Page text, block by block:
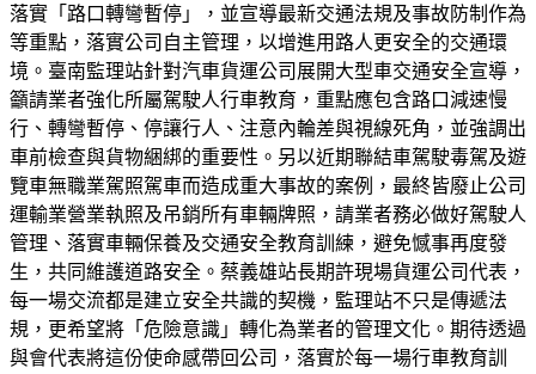
落實「路口轉彎暫停」，並宣導最新交通法規及事故防制作為
等重點，落實公司自主管理，以增進用路人更安全的交通環
境。臺南監理站針對汽車貨運公司展開大型車交通安全宣導，
籲請業者強化所屬駕駛人行車教育，重點應包含路口減速慢
行、轉彎暫停、停讓行人、注意內輪差與視線死角，並強調出
車前檢查與貨物綑綁的重要性。另以近期聯結車駕駛毒駕及遊
覽車無職業駕照駕車而造成重大事故的案例，最終皆廢止公司
運輸業營業執照及吊銷所有車輛牌照，請業者務必做好駕駛人
管理、落實車輛保養及交通安全教育訓練，避免憾事再度發
生，共同維護道路安全。蔡義雄站長期許現場貨運公司代表，
每一場交流都是建立安全共識的契機，監理站不只是傳遞法
規，更希望將「危險意識」轉化為業者的管理文化。期待透過
與會代表將這份使命感帶回公司，落實於每一場行車教育訓